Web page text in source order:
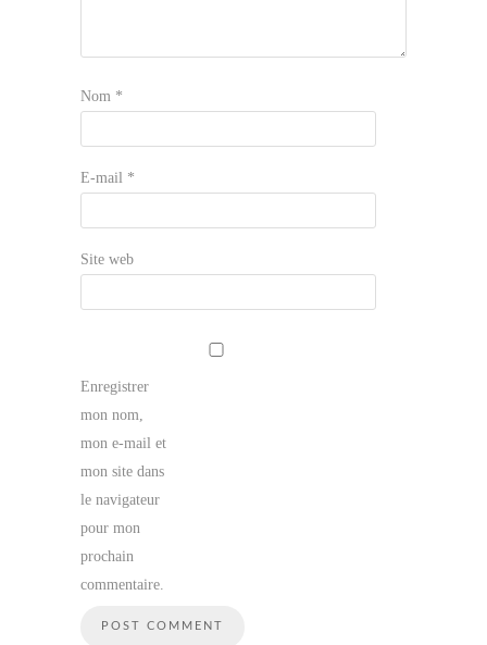
Nom *
E-mail *
Site web
Enregistrer
mon nom,
mon e-mail et
mon site dans
le navigateur
pour mon
prochain
commentaire.